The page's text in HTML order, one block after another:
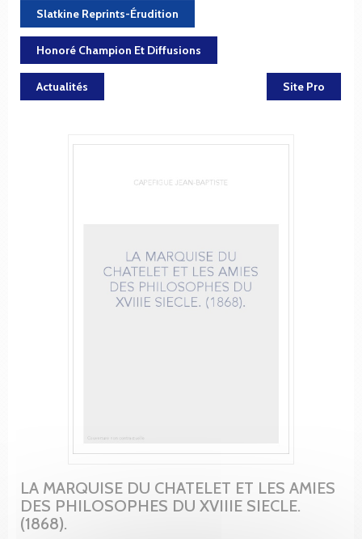
Slatkine Reprints-Érudition
Honoré Champion Et Diffusions
Actualités Site Pro
LA MARQUISE DU CHATELET ET LES AMIES
DES PHILOSOPHES DU XVIIIE SIECLE.
(1868).